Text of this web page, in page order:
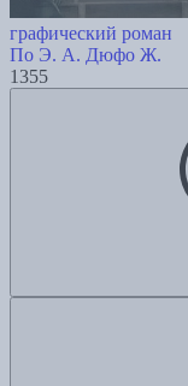
графический роман
По Э. А. Дюфо Ж.
1355